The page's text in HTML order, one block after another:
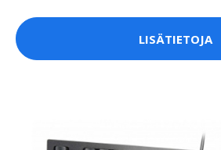
LISÄTIETOJA